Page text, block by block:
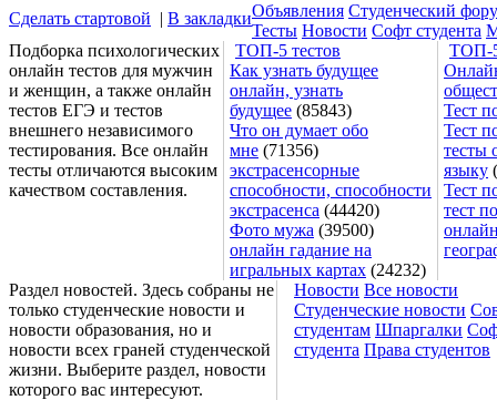
Сделать стартовой | В закладкиОбъявления Студенческий
Тесты Новости Софт студента
Подборка психологических
онлайн тестов для мужчин
и женщин, а также онлайн
тестов ЕГЭ и тестов
внешнего независимого
тестирования. Все онлайн
тесты отличаются высоким
качеством составления.
ТОП-5 тестов
ТОП-
Как узнать будущее
онлайн, узнать
будущее (85843)
Что он думает обо
мне (71356)
экстрасенсорные
способности, способности
экстрасенса (44420)
Фото мужа (39500)
онлайн гадание на
игральных картах (24232)
Тест
Тест
тесты
языку
Тест
тест
Раздел новостей. Здесь собраны не
только студенческие новости и
новости образования, но и
новости всех граней студенческой
жизни. Выберите раздел, новости
которого вас интересуют.
Новости Все новости
Студенческие новости
студентам Шпаргалки
студента Права студентов